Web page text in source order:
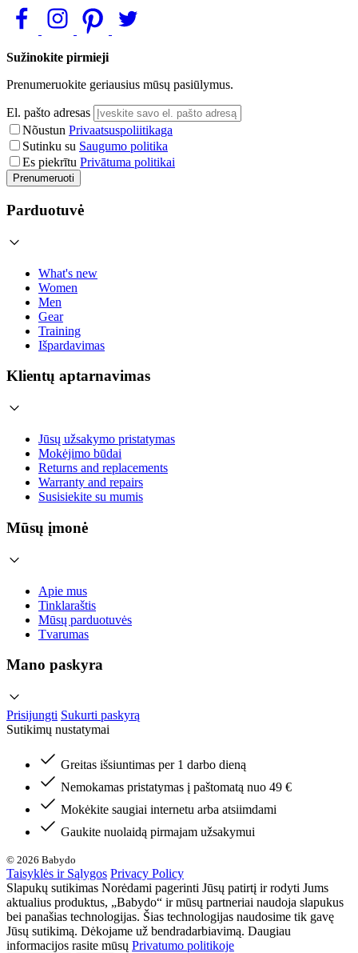
Sužinokite pirmieji
Prenumeruokite geriausius mūsų pasiūlymus.
El. pašto adresas
Nõustun Privaatsuspoliitikaga
Sutinku su Saugumo politika
Es piekrītu Privātuma politikai
Prenumeruoti
Parduotuvė
What's new
Women
Men
Gear
Training
Išpardavimas
Klientų aptarnavimas
Jūsų užsakymo pristatymas
Mokėjimo būdai
Returns and replacements
Warranty and repairs
Susisiekite su mumis
Mūsų įmonė
Apie mus
Tinklaraštis
Mūsų parduotuvės
Tvarumas
Mano paskyra
Prisijungti Sukurti paskyrą
Sutikimų nustatymai
Greitas išsiuntimas per 1 darbo dieną
Nemokamas pristatymas į paštomatą nuo 49 €
Mokėkite saugiai internetu arba atsiimdami
Gaukite nuolaidą pirmajam užsakymui
© 2026 Babydo
Taisyklės ir Sąlygos Privacy Policy
Slapukų sutikimas Norėdami pagerinti Jūsų patirtį ir rodyti Jums
aktualius produktus, „Babydo“ ir mūsų partneriai naudoja slapukus
bei panašias technologijas. Šias technologijas naudosime tik gavę
Jūsų sutikimą. Dėkojame už bendradarbiavimą. Daugiau
informacijos rasite mūsų Privatumo politikoje